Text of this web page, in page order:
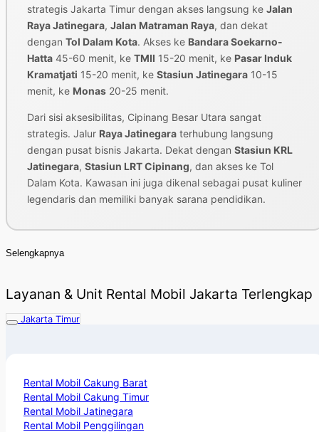
strategis Jakarta Timur dengan akses langsung ke Jalan
Raya Jatinegara, Jalan Matraman Raya, dan dekat
dengan Tol Dalam Kota. Akses ke Bandara Soekarno-
Hatta45-60 menit, ke TMII 15-20 menit, ke Pasar Induk
Kramatjati 15-20 menit, ke Stasiun Jatinegara10-15
menit, ke Monas20-25 menit.
Dari sisi aksesibilitas, Cipinang Besar Utara sangat
strategis. Jalur Raya Jatinegaraterhubung langsung
dengan pusat bisnis Jakarta. Dekat dengan Stasiun KRL
Jatinegara, Stasiun LRT Cipinang, dan akses ke Tol
Dalam Kota. Kawasan ini juga dikenal sebagai pusat kuliner
legendaris dan memiliki banyak sarana pendidikan.
Selengkapnya
Layanan & Unit Rental Mobil Jakarta Terlengkap
Jakarta Timur
Rental Mobil Cakung Barat
Rental Mobil Cakung Timur
Rental Mobil Jatinegara
Rental Mobil Penggilingan